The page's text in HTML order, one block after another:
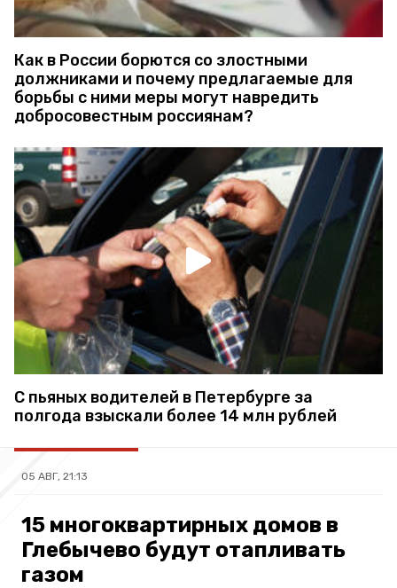
Как в России борются со злостными
должниками и почему предлагаемые для
борьбы с ними меры могут навредить
добросовестным россиянам?
С пьяных водителей в Петербурге за
полгода взыскали более 14 млн рублей
05 АВГ, 21:13
15 многоквартирных домов в
Глебычево будут отапливать
газом